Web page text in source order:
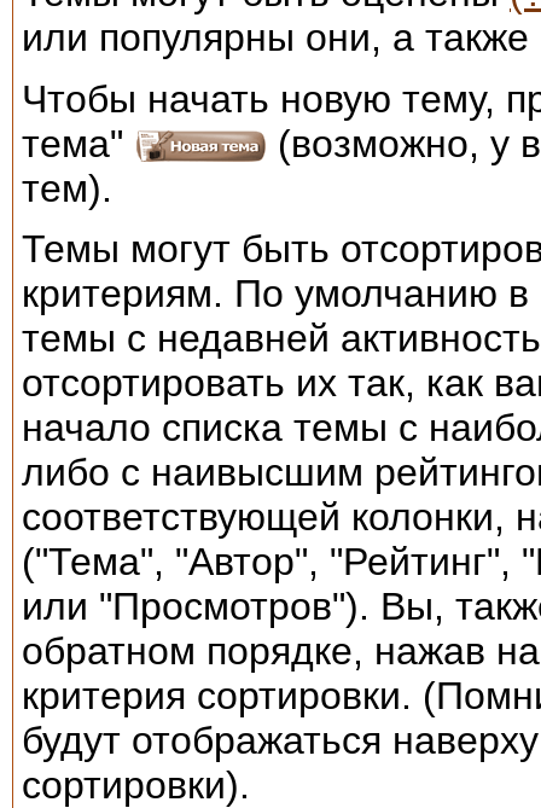
или популярны они, а
Чтобы начать новую тему,
тема"
(возможно, у
тем).
Темы могут быть
критериям. По умолчанию в
темы с недавней
отсортировать их так, как
начало списка темы с
либо с наивысшим
соответствующей колонки,
("Тема", "Автор", "Рейтинг",
или "Просмотров"). Вы,
обратном порядке, нажав
критерия сортировки.
будут отображаться
сортировки).